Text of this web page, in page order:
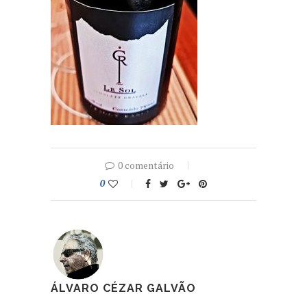
0 comentário
0
ÁLVARO CÉZAR GALVÃO